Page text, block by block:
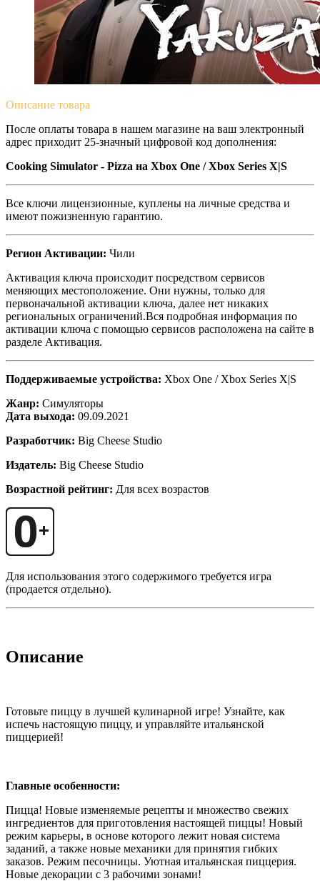
Описание товара
После оплаты товара в нашем магазине на ваш электронный
адрес приходит 25-значный цифровой код дополнения:
Cooking Simulator - Pizza на Xbox One / Xbox Series X|S
Все ключи лицензионные, куплены на личные средства и
имеют пожизненную гарантию.
Регион Активации: Чили
Активация ключа происходит посредством сервисов
меняющих местоположение. Они нужны, только для
первоначальной активации ключа, далее нет никаких
региональных ограничений.Вся подробная информация по
активации ключа с помощью сервисов расположена на сайте в
разделе Активация.
Поддерживаемые устройства: Xbox One / Xbox Series X|S
Жанр: Симуляторы
Дата выхода: 09.09.2021
Разработчик: Big Cheese Studio
Издатель: Big Cheese Studio
Возрастной рейтинг: Для всех возрастов
Для использования этого содержимого требуется игра
(продается отдельно).
Описание
Готовьте пиццу в лучшей кулинарной игре! Узнайте, как
испечь настоящую пиццу, и управляйте итальянской
пиццерией!
Главные особенности:
Пицца! Новые изменяемые рецепты и множество свежих
ингредиентов для приготовления настоящей пиццы! Новый
режим карьеры, в основе которого лежит новая система
заданий, а также новые механики для принятия гибких
заказов. Режим песочницы. Уютная итальянская пиццерия.
Новые декорации с 3 рабочими зонами!